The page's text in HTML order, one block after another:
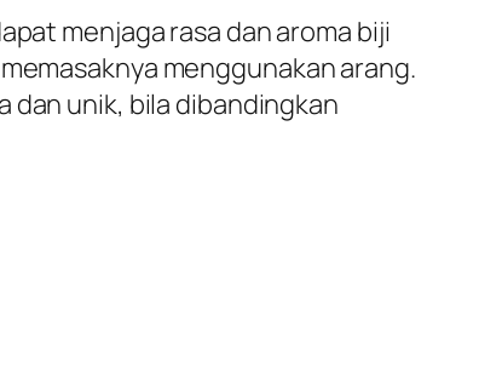
menjaga rasa dan aroma biji
menggunakan arang.
dan unik, bila dibandingkan